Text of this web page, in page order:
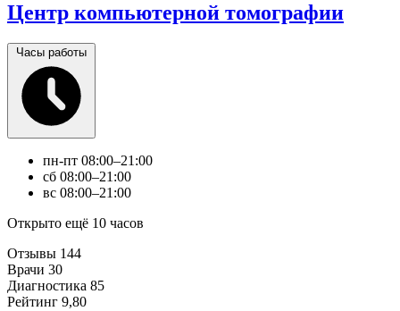
Центр компьютерной томографии
Часы работы
пн-пт 08:00–21:00
сб 08:00–21:00
вс 08:00–21:00
Открыто ещё 10 часов
Отзывы 144
Врачи 30
Диагностика 85
Рейтинг 9,80